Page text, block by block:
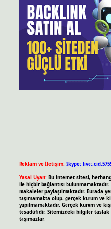
Reklam ve İletişim: Skype:
Yasal Uyarı: Bu internet sitesi,
ile hiçbir bağlantısı bulunmamaktadır.
makaleler paylaşılmaktadır. Burada
taşımamakta olup, gerçek kurum ve
yapılmamaktadır. Gerçek kurum ve
tesadüfidir. Sitemizdeki bilgiler
taşımazlar.